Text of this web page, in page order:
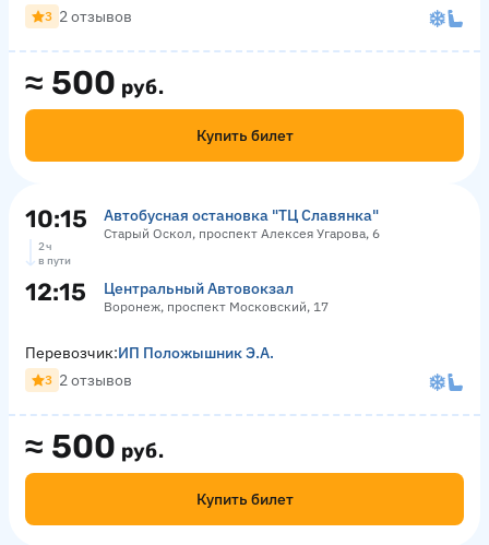
≈ 500 руб.
Купить билет
3 2 отзывов
10:15 Автобусная остановка "ТЦ Славянка"
Старый Оскол, проспект Алексея Угарова, 6
2 ч
в пути
12:15 Центральный Автовокзал
Воронеж, проспект Московский, 17
≈ 500 руб.
Купить билет
Перевозчик:ИП Положышник Э.А.
3 2 отзывов